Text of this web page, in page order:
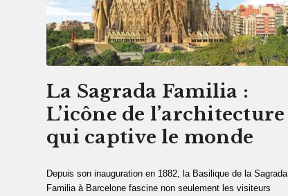
La Sagrada Familia :
L’icône de l’architecture
qui captive le monde
Depuis son inauguration en 1882, la Basilique de la Sagrada
Familia à Barcelone fascine non seulement les visiteurs